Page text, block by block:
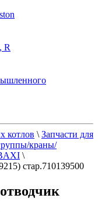
R
котлов \ Запчасти для
краны/
\
стар.710139500